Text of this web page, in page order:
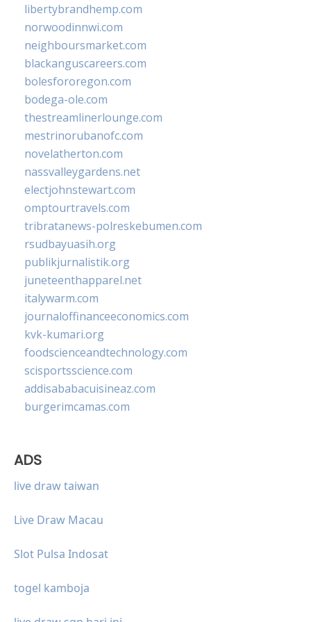
libertybrandhemp.com
norwoodinnwi.com
neighboursmarket.com
blackanguscareers.com
bolesfororegon.com
bodega-ole.com
thestreamlinerlounge.com
mestrinorubanofc.com
novelatherton.com
nassvalleygardens.net
electjohnstewart.com
omptourtravels.com
tribratanews-polreskebumen.com
rsudbayuasih.org
publikjurnalistik.org
juneteenthapparel.net
italywarm.com
journaloffinanceeconomics.com
kvk-kumari.org
foodscienceandtechnology.com
scisportsscience.com
addisababacuisineaz.com
burgerimcamas.com
ADS
live draw taiwan
Live Draw Macau
Slot Pulsa Indosat
togel kamboja